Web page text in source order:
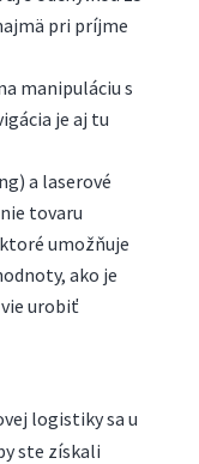
pri príjme
manipuláciu s
je aj tu
a laserové
tovaru
umožňuje
ako je
urobiť
logistiky sa u
ste získali